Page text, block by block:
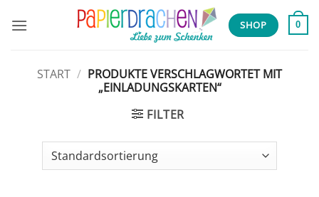
Inhalt
SHOP 0
START / PRODUKTE VERSCHLAGWORTET MIT
„EINLADUNGSKARTEN“
FILTER